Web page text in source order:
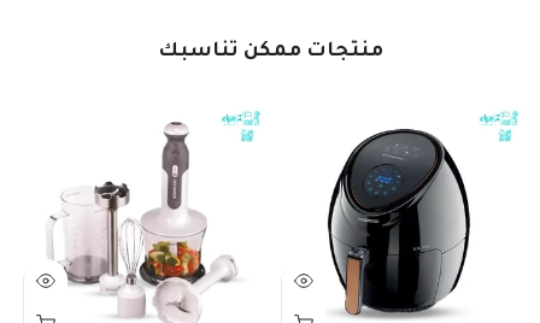
منتجات ممكن تناسبك